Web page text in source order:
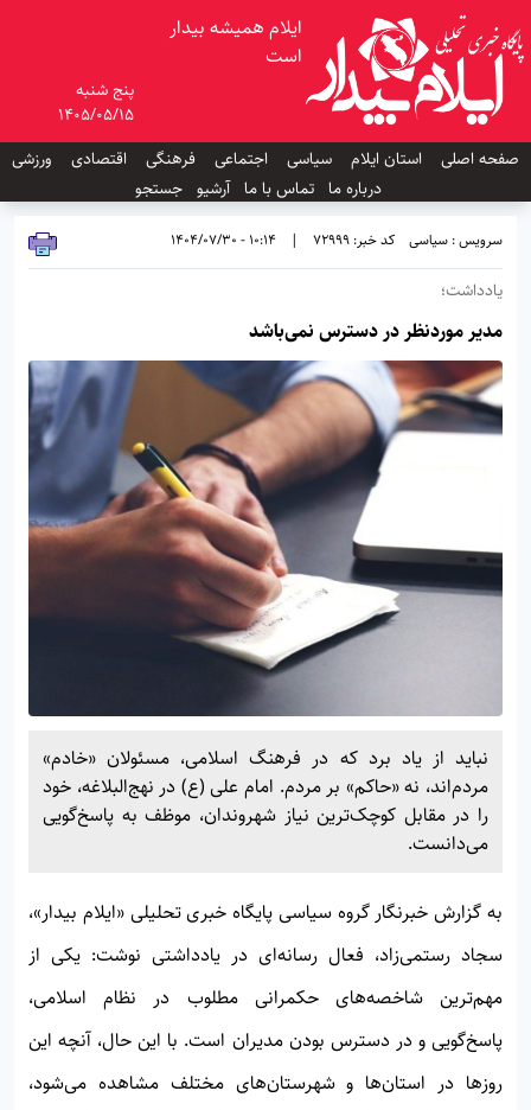
ایلام همیشه بیدار
است
پنج شنبه
1405/05/15
صفحه اصلی
استان ایلام سیاسی اجتماعی فرهنگی اقتصادی
ورزشی
درباره ما تماس با ما آرشیو جستجو
سرویس : سیاسی کد خبر: 72999 |
10:14 - 1404/07/30
یادداشت؛
مدیر موردنظر در دسترس نمی‌باشد
نباید از یاد برد که در فرهنگ اسلامی، مسئولان «خادم»
مردم‌اند، نه «حاکم» بر مردم. امام علی (ع) در نهج‌البلاغه، خود
را در مقابل کوچک‌ترین نیاز شهروندان، موظف به پاسخ‌گویی
می‌دانست.
به گزارش خبرنگار گروه سیاسی پایگاه خبری تحلیلی «ایلام بیدار»،
سجاد رستمی‌زاد، فعال رسانه‌ای در یادداشتی نوشت: یکی از
مهم‌ترین شاخصه‌های حکمرانی مطلوب در نظام اسلامی،
پاسخ‌گویی و در دسترس بودن مدیران است. با این حال، آنچه این
روزها در استان‌ها و شهرستان‌های مختلف مشاهده می‌شود،